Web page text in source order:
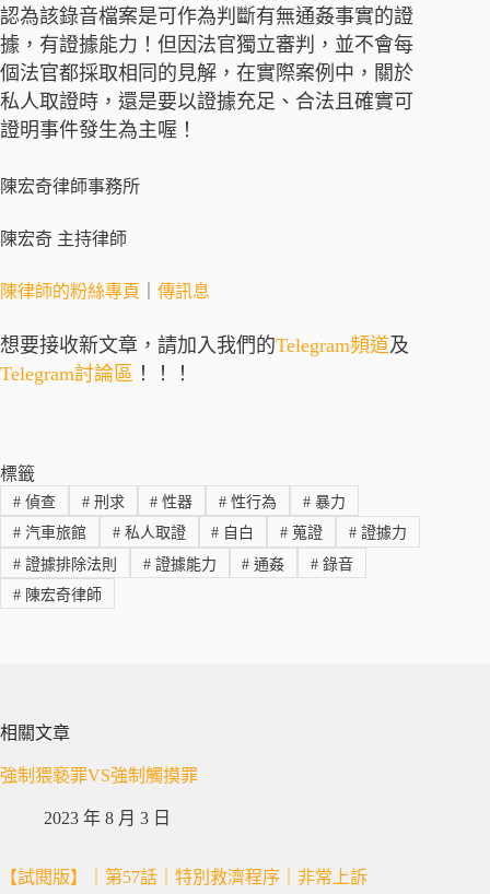
認為該錄音檔案是可作為判斷有無通姦事實的證
據，有證據能力！但因法官獨立審判，並不會每
個法官都採取相同的見解，在實際案例中，關於
私人取證時，還是要以證據充足、合法且確實可
證明事件發生為主喔！
陳宏奇律師事務所
陳宏奇 主持律師
陳律師的粉絲專頁 傳訊息
想要接收新文章，請加入我們的Telegram頻道及
Telegram討論區 ！！！
標籤
#偵查 #刑求 # 性器 # 性行為 # 暴力
#汽車旅館 #私人取證 # 自白 # 蒐證 # 證據力
#證據排除法則 #證據能力 # 通姦 # 錄音
#陳宏奇律師
相關文章
強制猥褻罪VS強制觸摸罪
2023 年 8 月 3 日
【試閱版】｜第57話｜特別救濟程序｜非常上訴